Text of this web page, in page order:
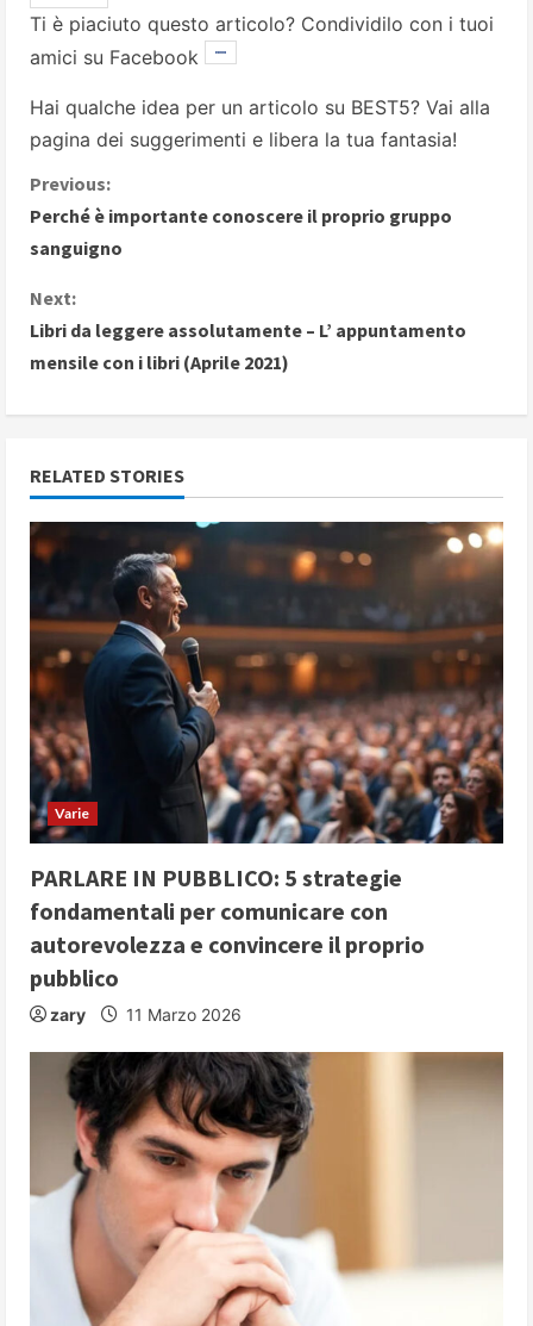
Ti è piaciuto questo articolo? Condividilo con i tuoi
amici su Facebook
Hai qualche idea per un articolo su BEST5? Vai alla
pagina dei suggerimenti e libera la tua fantasia!
C
o
n
t
u
e
R
e
a
d
i
n
g
Previous:
Perché è importante conoscere il proprio gruppo
sanguigno
Next:
Libri da leggere assolutamente – L’ appuntamento
mensile con i libri (Aprile 2021)
RELATED STORIES
Varie
PARLARE IN PUBBLICO: 5 strategie
fondamentali per comunicare con
autorevolezza e convincere il proprio
pubblico
zary 11 Marzo 2026